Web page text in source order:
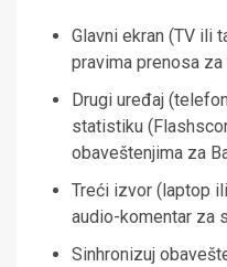
Glavni ekran (TV ili
pravima prenosa za
Drugi uređaj
statistiku
obaveštenjima za
Treći izvor (laptop
audio-komentar za
Sinhronizuj